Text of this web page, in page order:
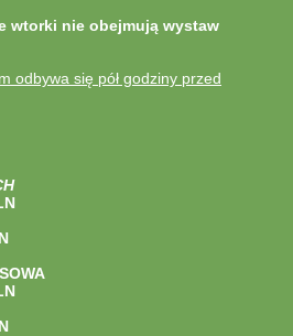
wtorki nie obejmują wystaw
odbywa się pół godziny przed